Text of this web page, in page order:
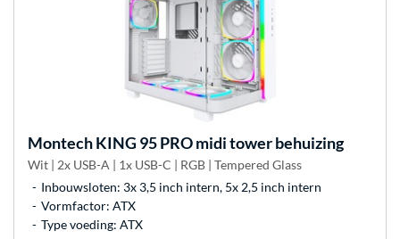
MontechKING 95 PRO midi tower behuizing
Wit | 2x USB-A | 1x USB-C | RGB | Tempered Glass
Inbouwsloten: 3x 3,5 inch intern, 5x 2,5 inch intern
Vormfactor: ATX
Type voeding: ATX